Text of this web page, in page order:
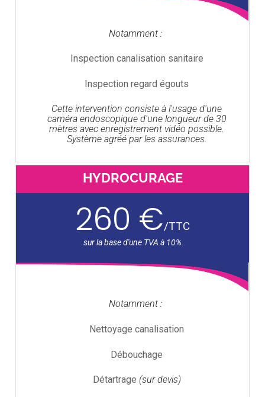
Notamment :
Inspection canalisation sanitaire
Inspection regard égouts
Cette intervention consiste à l'usage d'une
caméra endoscopique d'une longueur de 30
mètres avec enregistrement vidéo possible.
Système agréé par les assurances.
HYDROCURAGE
260 €/TTC
Notamment :
Nettoyage canalisation
Débouchage
Détartrage (sur devis)